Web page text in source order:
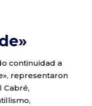
continuidad a
representaron
Cabré,